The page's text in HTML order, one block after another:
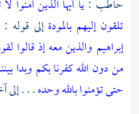
حاطب :يا أيها الذين
تلقون إليهم بالمودةإلى قوله :
إبراهيم والذين معه إذ قالوا
من دون الله كفرنا بكم وبدا
حتى تؤمنوا بالله وحده. . . إلى